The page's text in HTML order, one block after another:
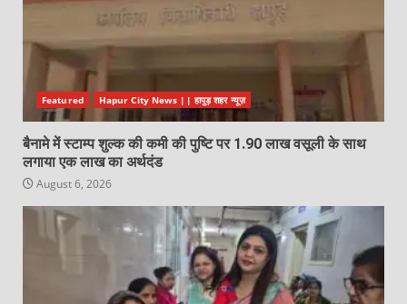
Featured Hapur City News || हापुड़ शहर न्यूज़
बैनामे में स्टाम्प शुल्क की कमी की पुष्टि पर 1.90 लाख वसूली के साथ
लगाया एक लाख का अर्थदंड
August 6, 2026